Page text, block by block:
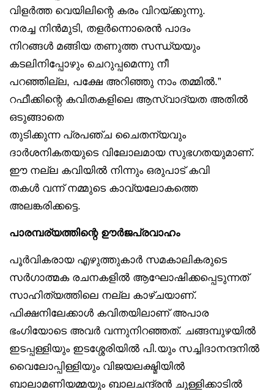
വിളർത്ത വെയിലിന്റെ കരം വിറയ്ക്കുന്നു.
നരച്ച നിൻമുടി, തളർന്നൊരെൻ പാദം
നിറങ്ങൾ മങ്ങിയ തണുത്ത സന്ധ്യയും
കടലിനിപ്പോഴും ചെറുപ്പമെന്നു നീ
പറഞ്ഞില്ല, പക്ഷേ അറിഞ്ഞു നാം തമ്മിൽ.”
റഫീക്കിന്റെ കവിതകളിലെ ആസ്വാദ്യത അതിൽ
ഒടുങ്ങാതെ
തുടിക്കുന്ന പ്രപഞ്ച ചൈതന്യവും
ദാർശനികതയുടെ വിലോലമായ സുഭഗതയുമാണ്.
ഈ നല്ല കവിയിൽ നിന്നും ഒരുപാട് കവി
തകൾ വന്ന് നമ്മുടെ കാവ്യലോകത്തെ
അലങ്കരിക്കട്ടെ.
പാരമ്പര്യത്തിന്റെ ഊർജപ്രവാഹം
പൂർവികരായ എഴുത്തുകാർ സമകാലികരുടെ
സർഗാത്മക രചനകളിൽ ആഘോഷിക്കപ്പെടുന്നത്
സാഹിത്യത്തിലെ നല്ല കാഴ്ചയാണ്.
ഫിക്ഷനിലേക്കാൾ കവിതയിലാണ് അപാര
ഭംഗിയോടെ അവർ വന്നുനിറഞ്ഞത്. ചങ്ങമ്പുഴയിൽ
ഇടപ്പള്ളിയും ഇടശ്ശേരിയിൽ പി.യും സച്ചിദാനന്ദനിൽ
വൈലോപ്പിള്ളിയും വിജയലക്ഷ്മിയിൽ
ബാലാമണിയമ്മയും ബാലചന്ദ്രൻ ചുള്ളിക്കാടിൽ